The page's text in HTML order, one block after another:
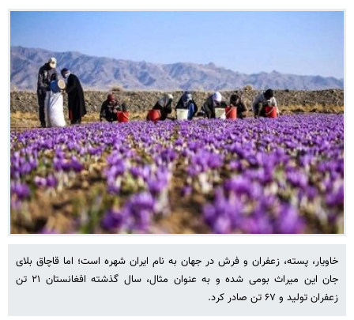
خاویار، پسته، زعفران و فرش در جهان به نام ایران شهره است؛ اما قاچاق بلای
جان این میراث بومی شده و به عنوان مثال، سال گذشته افغانستان ۲۱ تن
زعفران تولید و ۶۷ تن صادر کرد.